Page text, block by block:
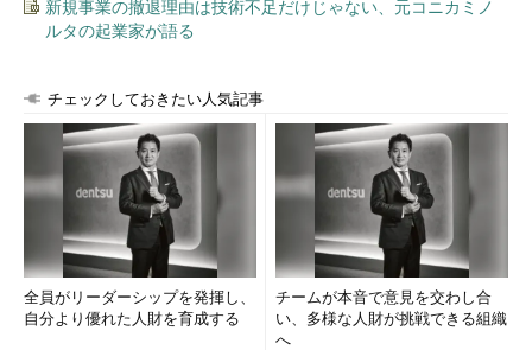
新規事業の撤退理由は技術不足だけじゃない、元コニカミノ
ルタの起業家が語る
チェックしておきたい人気記事
全員がリーダーシップを発揮し、
自分より優れた人財を育成する
チームが本音で意見を交わし合
い、多様な人財が挑戦できる組織
へ